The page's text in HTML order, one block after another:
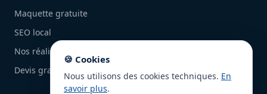
Maquette gratuite
SEO local
Nos réalisations
Devis gratuit
🍪 Cookies
Nous utilisons des cookies techniques. En
savoir plus.